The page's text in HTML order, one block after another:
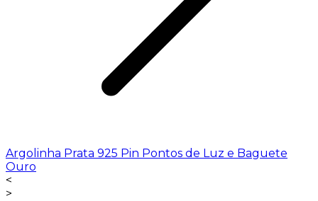
Argolinha Prata 925 Pin Pontos de Luz e Baguete
Ouro
<
>